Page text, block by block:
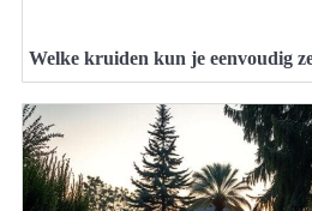
Welke kruiden kun je eenvoudig